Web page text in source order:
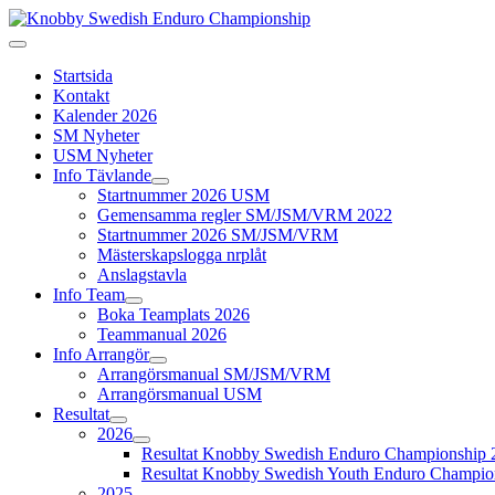
Startsida
Kontakt
Kalender 2026
SM Nyheter
USM Nyheter
Info Tävlande
Startnummer 2026 USM
Gemensamma regler SM/JSM/VRM 2022
Startnummer 2026 SM/JSM/VRM
Mästerskapslogga nrplåt
Anslagstavla
Info Team
Boka Teamplats 2026
Teammanual 2026
Info Arrangör
Arrangörsmanual SM/JSM/VRM
Arrangörsmanual USM
Resultat
2026
Resultat Knobby Swedish Enduro Championship
Resultat Knobby Swedish Youth Enduro